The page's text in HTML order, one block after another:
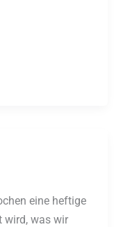
eine heftige
wird, was wir